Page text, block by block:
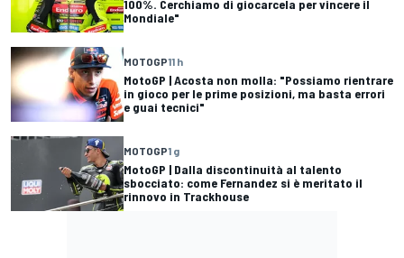
100%. Cerchiamo di giocarcela per vincere il
Mondiale"
MOTOGP11 h
MotoGP | Acosta non molla: "Possiamo rientrare
in gioco per le prime posizioni, ma basta errori
e guai tecnici"
MOTOGP1 g
MotoGP | Dalla discontinuità al talento
sbocciato: come Fernandez si è meritato il
rinnovo in Trackhouse